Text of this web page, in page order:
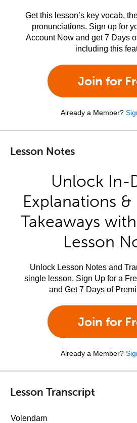
Get this lesson’s key vocab,
pronunciations. Sign up for
Account Now and get 7 Days
including this
Join for
Already a Member?
Lesson Notes
Unlock In-
Explanations &
Takeaways
Lesson
Unlock Lesson Notes and
single lesson. Sign Up for a
and Get 7 Days of
Join for
Already a Member?
Lesson Transcript
Volendam